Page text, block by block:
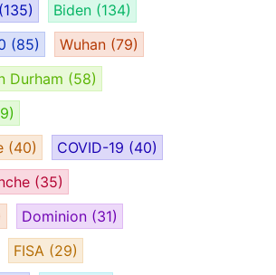
(135) Biden (134)
(85) Wuhan (79)
Durham (58)
(40) COVID-19 (40)
(35)
Dominion (31)
FISA (29)